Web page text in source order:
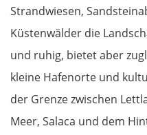
Strandwiesen,
Küstenwälder die
und ruhig, bietet aber
kleine Hafenorte und
der Grenze zwischen
Meer, Salaca und dem